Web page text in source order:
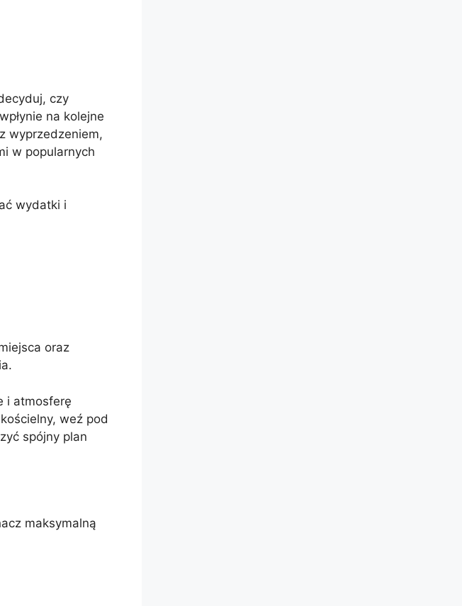
czy
na kolejne
wyprzedzeniem,
w popularnych
wydatki i
oraz
i atmosferę
weź pod
spójny plan
maksymalną